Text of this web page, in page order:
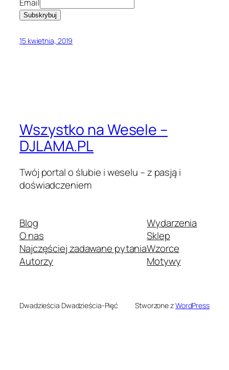
Email
15 kwietnia, 2019
Wszystko na Wesele –
DJLAMA.PL
Twój portal o ślubie i weselu – z pasją i
doświadczeniem
Blog
O nas
Najczęściej zadawane pytania
Autorzy
Wydarzenia
Sklep
Wzorce
Motywy
Dwadzieścia Dwadzieścia-Pięć Stworzone zWordPress